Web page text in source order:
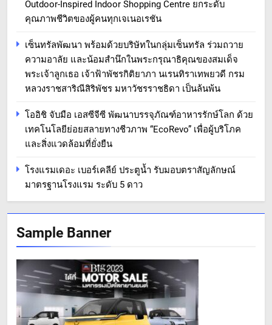
Outdoor-Inspired Indoor Shopping Centre ยกระดับ
คุณภาพชีวิตของผู้คนทุกเจเนอเรชัน
เซ็นทรัลพัฒนา พร้อมด้วยบริษัทในกลุ่มเซ็นทรัล ร่วมถวาย
ความอาลัย และน้อมสำนึกในพระกรุณาธิคุณของสมเด็จ
พระเจ้าลูกเธอ เจ้าฟ้าพัชรกิติยาภา นเรนทิราเทพยวดี กรม
หลวงราชสาริณีสิริพัชร มหาวัชรราชธิดา เป็นล้นพ้น
โออิชิ จับมือ เอสซีจีซี พัฒนาบรรจุภัณฑ์อาหารรักษ์โลก ด้วย
เทคโนโลยีย่อยสลายทางชีวภาพ “EcoRevo” เพื่อผู้บริโภค
และสิ่งแวดล้อมที่ยั่งยืน
โรงแรมเดอะ เบอร์เคลีย์ ประตูน้ำ รับมอบตราสัญลักษณ์
มาตรฐานโรงแรม ระดับ 5 ดาว
Sample Banner